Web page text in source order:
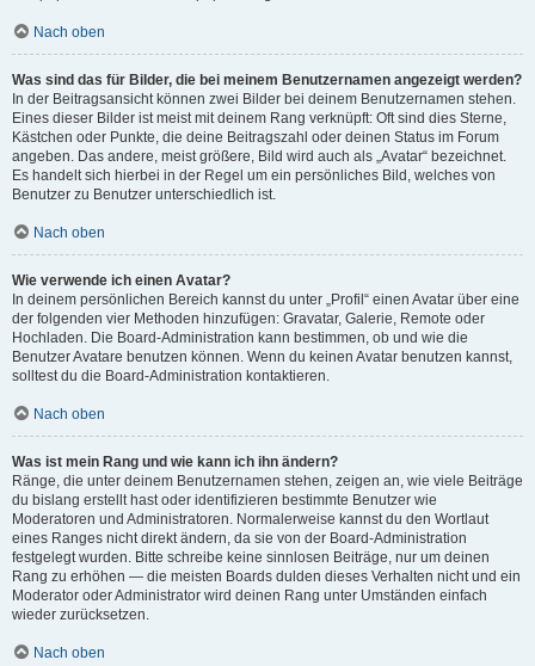
Nach oben
Was sind das für Bilder, die bei meinem Benutzernamen angezeigt werden?
In der Beitragsansicht können zwei Bilder bei deinem Benutzernamen stehen.
Eines dieser Bilder ist meist mit deinem Rang verknüpft: Oft sind dies Sterne,
Kästchen oder Punkte, die deine Beitragszahl oder deinen Status im Forum
angeben. Das andere, meist größere, Bild wird auch als „Avatar“ bezeichnet.
Es handelt sich hierbei in der Regel um ein persönliches Bild, welches von
Benutzer zu Benutzer unterschiedlich ist.
Nach oben
Wie verwende ich einen Avatar?
In deinem persönlichen Bereich kannst du unter „Profil“ einen Avatar über eine
der folgenden vier Methoden hinzufügen: Gravatar, Galerie, Remote oder
Hochladen. Die Board-Administration kann bestimmen, ob und wie die
Benutzer Avatare benutzen können. Wenn du keinen Avatar benutzen kannst,
solltest du die Board-Administration kontaktieren.
Nach oben
Was ist mein Rang und wie kann ich ihn ändern?
Ränge, die unter deinem Benutzernamen stehen, zeigen an, wie viele Beiträge
du bislang erstellt hast oder identifizieren bestimmte Benutzer wie
Moderatoren und Administratoren. Normalerweise kannst du den Wortlaut
eines Ranges nicht direkt ändern, da sie von der Board-Administration
festgelegt wurden. Bitte schreibe keine sinnlosen Beiträge, nur um deinen
Rang zu erhöhen — die meisten Boards dulden dieses Verhalten nicht und ein
Moderator oder Administrator wird deinen Rang unter Umständen einfach
wieder zurücksetzen.
Nach oben